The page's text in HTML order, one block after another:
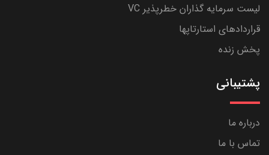
لیست سرمایه گذاران خطرپذیر VC
قراردادهای استارتاپها
پخش زنده
پشتیبانی
درباره ما
تماس با ما